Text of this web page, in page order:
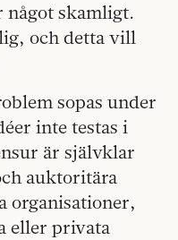
något skamligt.
och detta vill
sopas under
inte testas i
är självklar
auktoritära
organisationer,
eller privata